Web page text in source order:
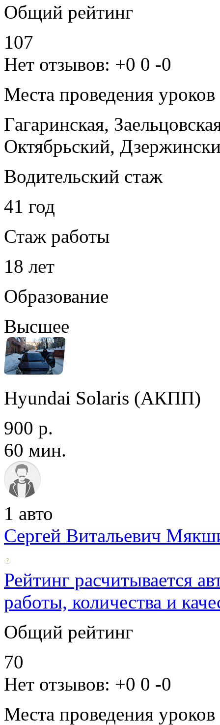
Общий рейтинг
107
Нет отзывов: +0 0 -0
Места проведения уроков
Гагаринская,
Октябрьский,
Водительский стаж
41 год
Стаж работы
18 лет
Образование
Высшее
Hyundai Solaris (АКПП)
900 р.
60 мин.
1 авто
Сергей Витальевич
Рейтинг расчитывается
работы, количества и
Общий рейтинг
70
Нет отзывов: +0 0 -0
Места проведения уроков